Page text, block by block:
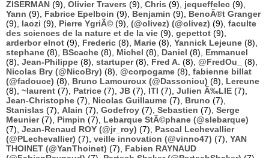
ZISERMAN (9), Olivier Travers (9), Chris (9), jequeffelec (9),
Yann (9), Fabrice Epelboin (9), Benjamin (9), BenoÃ®t Granger
(9), laozi (9), Pierre YgriÃ© (9), (@olivez) (@olivez) (9), faculte
des sciences de la nature et de la vie (9), gepettot (9),
arderbor elnot (9), Frederic (8), Marie (8), Yannick Lejeune (8),
stephane (8), BScache (8), Michel (8), Daniel (8), Emmanuel
(8), Jean-Philippe (8), startuper(8), Fred A. (8), @FredOu_
(8),
Nicolas Bry (@NicoBry) (8), @corpogame (8), fabienne billat
(@fadouce) (8), Bruno Lamouroux (@Dassoniou) (8), Lereune
(8), ~laurent (7), Patrice (7), JB (7), ITI (7), Julien Ã‰LIE (7),
Jean-Christophe (7), Nicolas Guillaume (7), Bruno (7),
Stanislas (7), Alain (7), Godefroy (7), Sebastien (7), Serge
Meunier(7), Pimpin (7), Lebarque StÃ©phane (@slebarque)
(7), Jean-Renaud ROY (@jr_roy) (7), Pascal Lechevallier
(@PLechevallier) (7), veille innovation (@vinno47) (7), YAN
THOINET (@YanThoinet) (7), Fabien RAYNAUD